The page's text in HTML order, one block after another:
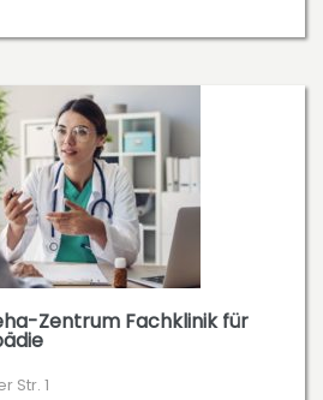
Zentrum Fachklinik für
Str. 1